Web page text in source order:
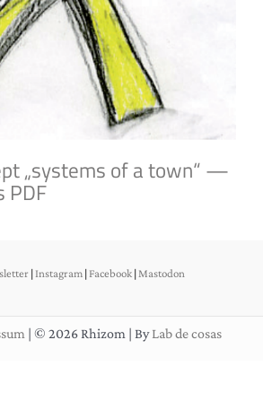
„systems of a town“ —
PDF
| Instagram | Facebook | Mastodon
| © 2026 Rhizom | ByLab de cosas